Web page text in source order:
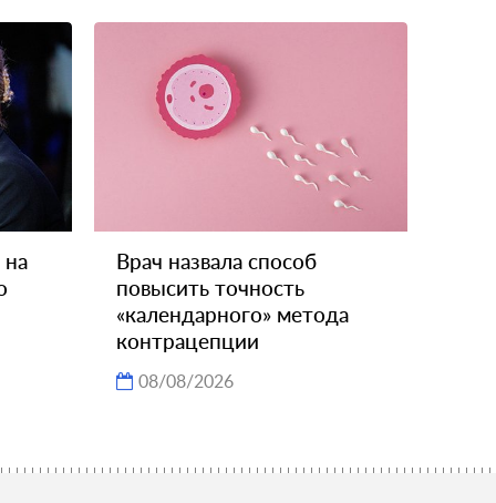
на
Врач назвала способ
повысить точность
«календарного» метода
контрацепции
08/08/2026